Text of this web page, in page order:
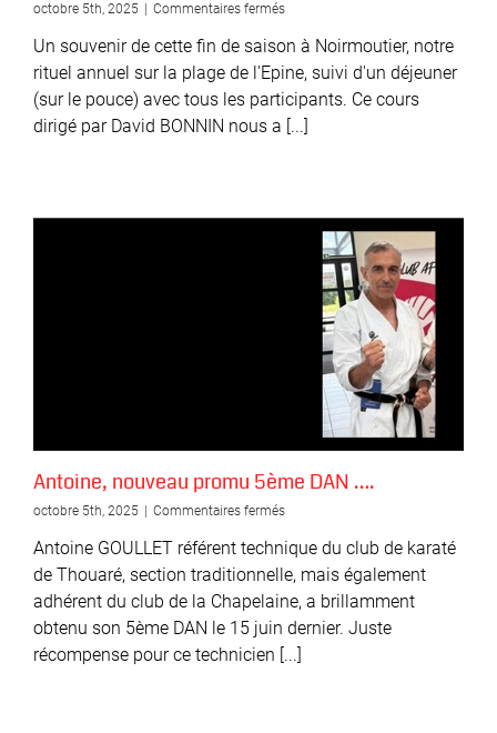
La
Chapelle
Sur
Erdre
octobre 5th, 2025 Commentaires ferméssur
de
fin
saison
2024-
2025
Un souvenir de cette fin de saison à Noirmoutier, notre
rituel annuel sur la plage de l'Epine, suivi d'un déjeuner
(sur le pouce) avec tous les participants. Ce cours
dirigé par David BONNIN nous a [...]
Antoine, nouveau promu 5ème DAN ….
octobre 5th, 2025 Commentaires ferméssur
nouveau
promu
DAN
….
Antoine GOULLET référent technique du club de karaté
de Thouaré, section traditionnelle, mais également
adhérent du club de la Chapelaine, a brillamment
obtenu son 5ème DAN le 15 juin dernier. Juste
récompense pour ce technicien [...]